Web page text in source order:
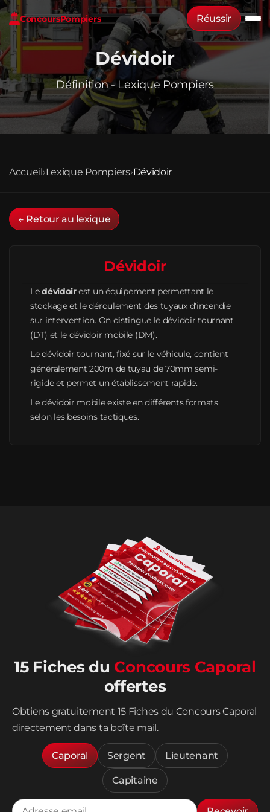
ConcoursPompiers Réussir
Dévidoir
Définition - Lexique Pompiers
Accueil›Lexique Pompiers›Dévidoir
← Retour au lexique
Dévidoir
Ledévidoirest un équipement permettant le
stockage et le déroulement des tuyaux d'incendie
sur intervention. On distingue le dévidoir tournant
(DT) et le dévidoir mobile (DM).
Le dévidoir tournant, fixé sur le véhicule, contient
généralement 200m de tuyau de 70mm semi-
rigide et permet un établissement rapide.
Le dévidoir mobile existe en différents formats
selon les besoins tactiques.
15 Fiches du Concours Caporal
offertes
Obtiens gratuitement 15 Fiches du Concours Caporal
directement dans ta boîte mail.
Caporal Sergent Lieutenant
Capitaine